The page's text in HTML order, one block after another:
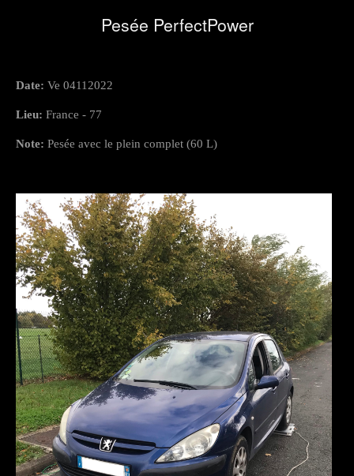
Pesée PerfectPower
Date: Ve 04112022
Lieu: France - 77
Note: Pesée avec le plein complet (60 L)